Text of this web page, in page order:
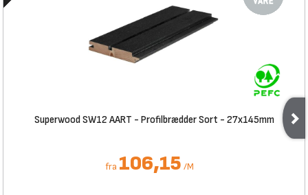
Superwood SW12 AART - Profilbrædder Sort - 27x145mm
fra 106,15 /M